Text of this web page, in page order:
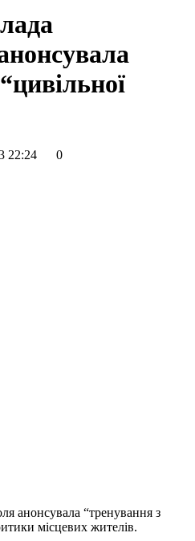
22:24
0
анонсувала “тренування з
місцевих жителів.